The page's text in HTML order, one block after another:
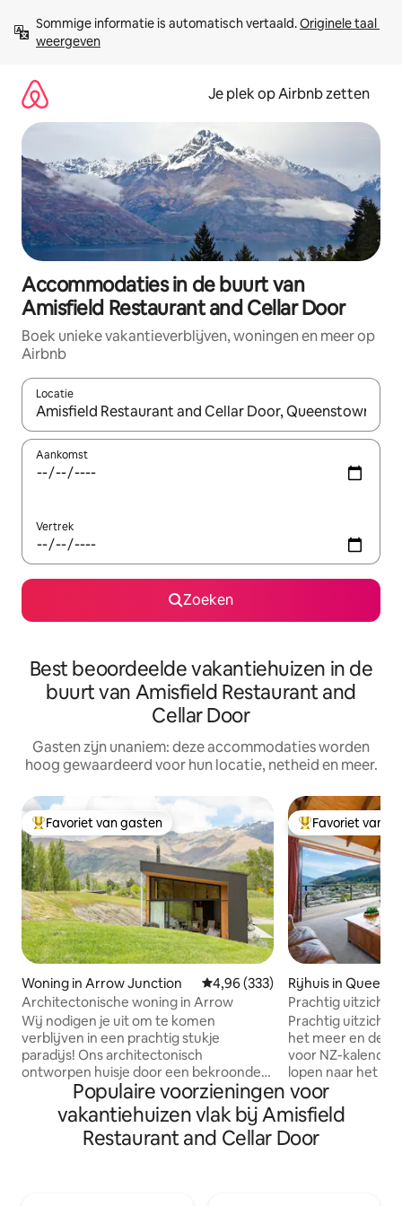
direct
naar
Sommige informatie is automatisch vertaald. Originele taal
weergeven
Je plek op Airbnb zetten
Accommodaties in de buurt van
Amisfield Restaurant and Cellar Door
Boek unieke vakantieverblijven, woningen en meer op
Airbnb
Locatie
Wanneer er resultaten beschikbaar zijn, maak je een keuze
Aankomst
Vertrek
Zoeken
Best beoordeelde vakantiehuizen in de
buurt van Amisfield Restaurant and
Cellar Door
Gasten zijn unaniem: deze accommodaties worden
hoog gewaardeerd voor hun locatie, netheid en meer.
Topfavoriet van gasten
Favoriet van gasten
Woning in Arrow Junction Gemiddelde beoordeling van
4,96 (333)
Architectonische woning in Arrow
Wij nodigen je uit om te komen
verblijven in een prachtig stukje
paradijs! Ons architectonisch
ontworpen huisje door een bekroonde
architect Anna-Marie Chin is genesteld
tegen prachtige schistrots in een
prachtig landschap. Er is 3 hectare grond
om op te wandelen en het uitzicht vanaf
Topfavoriet van
Favoriet van
Rijhuis in
Prachtig uitzicht
wandelafstand
Prachtig uitzicht
het meer en de
voor NZ-
lopen naar het
accommodatie
handige gratis
terrein. Volledige
bubbelbad,
Populaire voorzieningen voor
vakantiehuizen vlak bij Amisfield
Restaurant and Cellar Door